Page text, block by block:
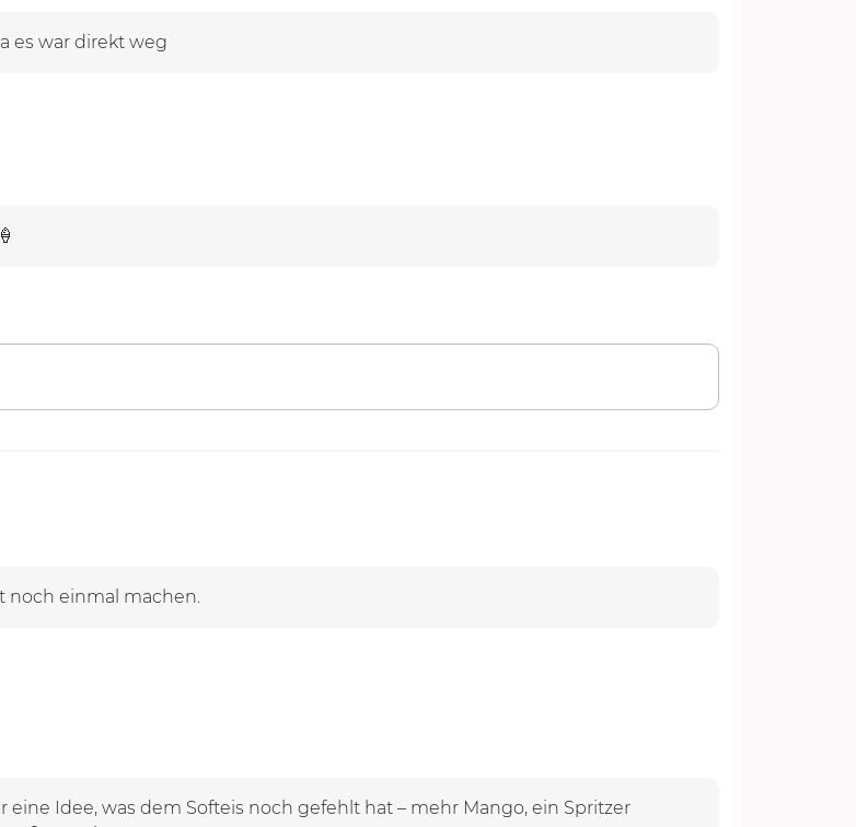
es war direkt weg
noch einmal machen.
eine Idee, was dem Softeis noch gefehlt hat – mehr Mango, ein Spritzer